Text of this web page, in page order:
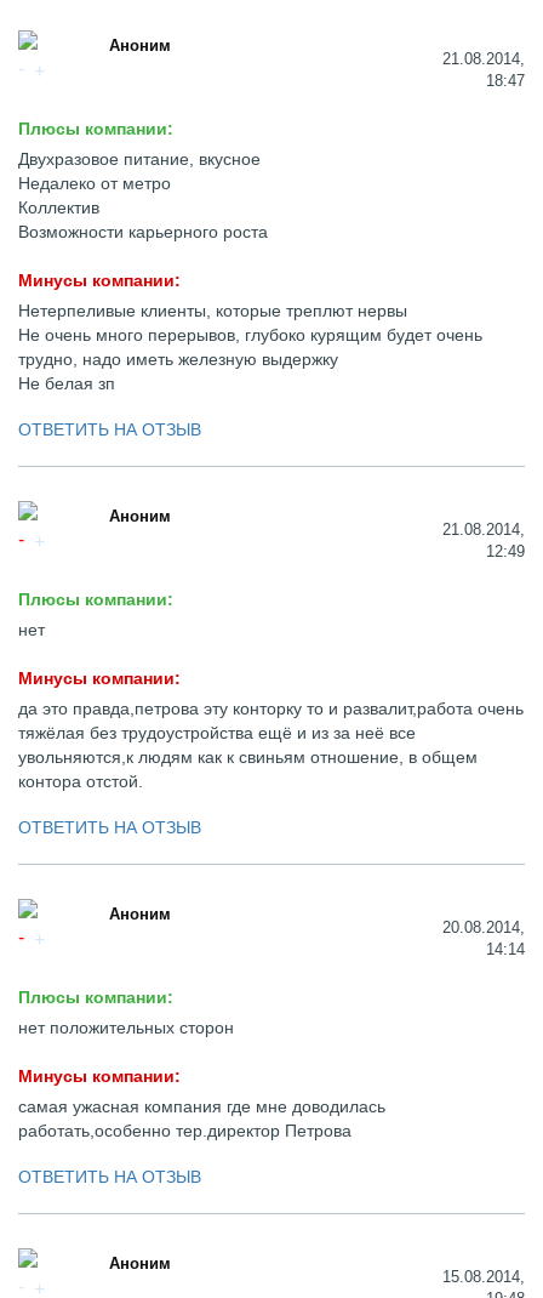
Аноним
21.08.2014,
18:47
Плюсы компании:
Двухразовое питание, вкусное
Недалеко от метро
Коллектив
Возможности карьерного роста
Минусы компании:
Нетерпеливые клиенты, которые треплют нервы
Не очень много перерывов, глубоко курящим будет очень
трудно, надо иметь железную выдержку
Не белая зп
ОТВЕТИТЬ НА ОТЗЫВ
Аноним
21.08.2014,
12:49
Плюсы компании:
нет
Минусы компании:
да это правда,петрова эту конторку то и развалит,работа очень
тяжёлая без трудоустройства ещё и из за неё все
увольняются,к людям как к свиньям отношение, в общем
контора отстой.
ОТВЕТИТЬ НА ОТЗЫВ
Аноним
20.08.2014,
14:14
Плюсы компании:
нет положительных сторон
Минусы компании:
самая ужасная компания где мне доводилась
работать,особенно тер.директор Петрова
ОТВЕТИТЬ НА ОТЗЫВ
Аноним
15.08.2014,